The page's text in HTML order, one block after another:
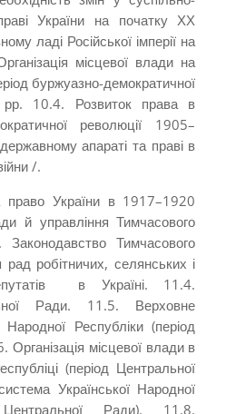
України на початку ХХ
ладі Російської імперії на
місцевої влади на
буржуазно-демократичної
рр. 10.4. Розвиток права в
революції 1905–
апараті та праві в
/.
України в 1917–1920
й управління Тимчасового
Тимчасового
робітничих, селянських і
в Україні. 11.4.
Ради. 11.5. Верховне
Народної Республіки (період
місцевої влади в
(період Центральної
Української Народної
Центральної Ради). 11.8.